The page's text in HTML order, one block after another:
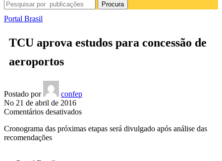
Procura
Portal Brasil
TCU aprova estudos para concessão de
aeroportos
Postado por
confep
No 21 de abril de 2016
Comentários desativados
Cronograma das próximas etapas será divulgado após análise das
recomendações